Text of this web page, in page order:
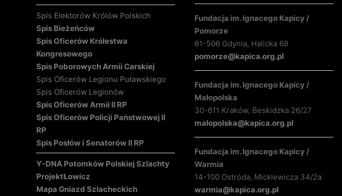
Spis Elektorów Królów Polskich
Spis Bieżeńców
Spis Oficerów Królestwa
Kongresowego
Spis Poborowych Armii Carskiej
Spis Oficerów Legionu Puławskiego
Spis Oficerów Legionów
Spis Oficerów Armii II RP
Spis Oficerów Policji Państwowej II
RP
Spis Posłów i Senatorów II RP
Y-DNA Potomków Polskiej Szlachty
ProjektŁowicz
Mapa Gniazd Szlacheckich
Fundacja im. Ignacego Kapicy /
Pomorze
81-506 Gdynia, Halicka 68
pomorze@kapica.org.pl
Fundacja im. Ignacego Kapicy /
Małopolska
30-611 Kraków, Beskidzka 26/27
malopolska@kapica.org.pl
Fundacja im. Ignacego Kapicy /
Warmia
14-100 Ostróda, Mickiewicza 34/2a
warmia@kapica.org.pl